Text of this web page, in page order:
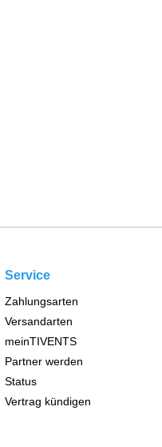
Service
Zahlungsarten
Versandarten
meinTIVENTS
Partner werden
Status
Vertrag kündigen